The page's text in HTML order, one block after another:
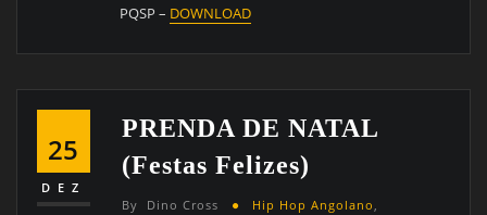
PQSP – DOWNLOAD
25
DEZ
PRENDA DE NATAL
(Festas Felizes)
By Dino Cross Hip Hop Angolano ,